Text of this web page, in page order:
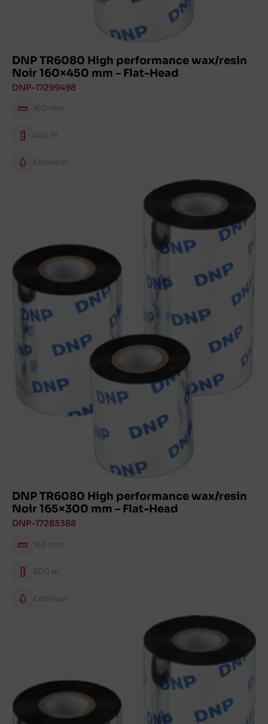
DNP TR6080 High performance wax/resin
Noir 160×450 mm – Flat-Head
DNP-17299498
160 mm
450 m
Extérieur
DNP TR6080 High performance wax/resin
Noir 165×300 mm – Flat-Head
DNP-17283388
165 mm
300 m
Extérieur